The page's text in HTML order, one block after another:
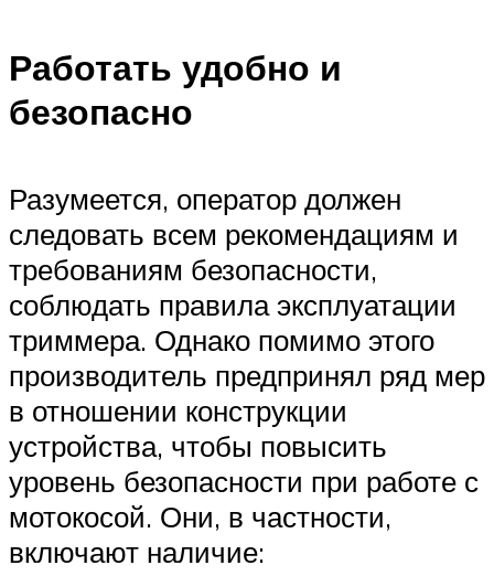
Работать удобно и
безопасно
Разумеется, оператор должен
следовать всем рекомендациям и
требованиям безопасности,
соблюдать правила эксплуатации
триммера. Однако помимо этого
производитель предпринял ряд мер
в отношении конструкции
устройства, чтобы повысить
уровень безопасности при работе с
мотокосой. Они, в частности,
включают наличие: